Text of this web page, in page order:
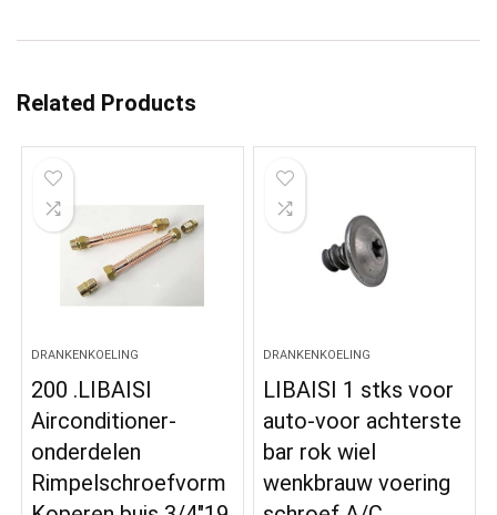
Related Products
DRANKENKOELING
200 .LIBAISI
Airconditioner-
onderdelen
Rimpelschroefvorm
DRANKENKOELING
LIBAISI 1 stks voor
auto-voor achterste
bar rok wiel
wenkbrauw voering